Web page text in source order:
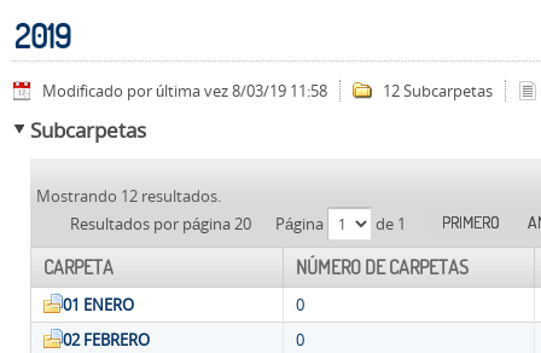
2019
Modificado por última vez 8/03/19 11:58 12 Subcarpetas
Subcarpetas
Mostrando 12 resultados.
Resultados por página 20
Página de 1 PRIMERO
CARPETA NÚMERO DE CARPETAS
01 ENERO
0
02 FEBRERO
0